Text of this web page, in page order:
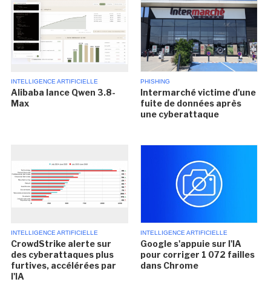
INTELLIGENCE ARTIFICIELLE
Alibaba lance Qwen 3.8-
Max
PHISHING
Intermarché victime d'une
fuite de données après
une cyberattaque
INTELLIGENCE ARTIFICIELLE
CrowdStrike alerte sur
des cyberattaques plus
furtives, accélérées par
l'IA
INTELLIGENCE ARTIFICIELLE
Google s'appuie sur l'IA
pour corriger 1 072 failles
dans Chrome